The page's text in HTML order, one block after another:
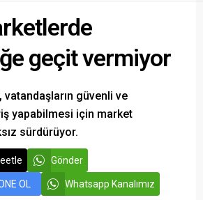
geçit vermiyor
güvenli ve
yapabilmesi için market
sürdürüyor.
Gönder
OL Whatsapp Kanalımız